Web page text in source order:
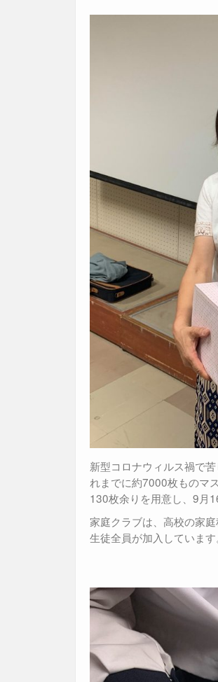
新型コロナウィルス禍で
れまでに約7000枚ものマ
130枚余りを用意し、9月
家庭クラブは、高校の家
生徒全員が加入しています。